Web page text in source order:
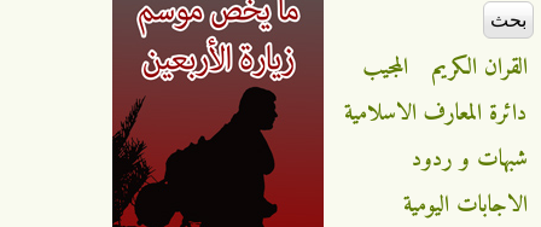
القران الكريم
المجيب
دائرة المعارف الاسلامية
شبهات و ردود
الاجابات اليومية